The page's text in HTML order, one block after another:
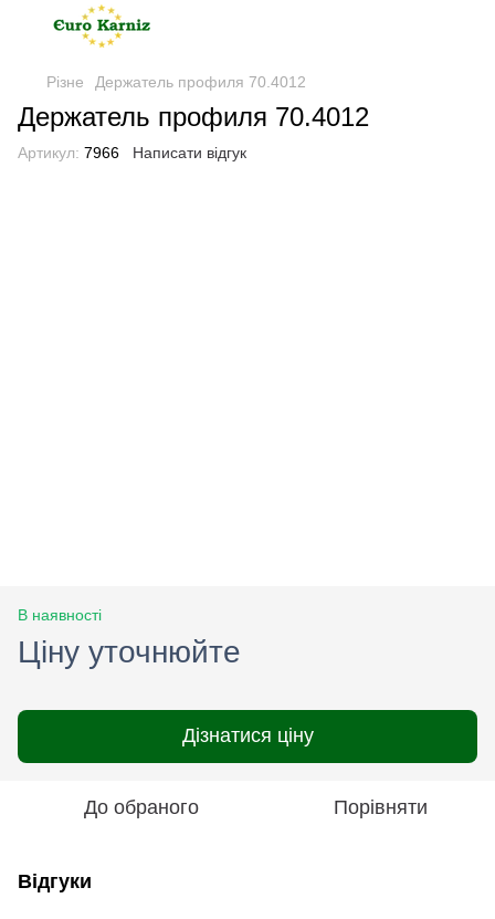
Різне Держатель профиля 70.4012
Держатель профиля 70.4012
Артикул: 7966 Написати відгук
В наявності
Ціну уточнюйте
Дізнатися ціну
До обраного Порівняти
Відгуки